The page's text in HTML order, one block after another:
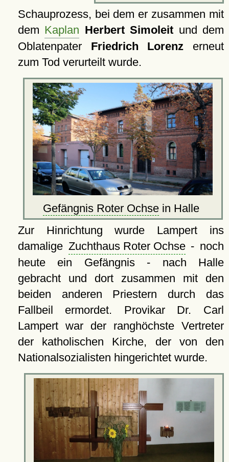
Schauprozess, bei dem er zusammen mit
dem Kaplan Herbert Simoleit und dem
Oblatenpater Friedrich Lorenz erneut
zum Tod verurteilt wurde.
Gefängnis Roter Ochse in Halle
Zur Hinrichtung wurde Lampert ins
damalige Zuchthaus Roter Ochse- noch
heute ein Gefängnis - nach Halle
gebracht und dort zusammen mit den
beiden anderen Priestern durch das
Fallbeil ermordet. Provikar Dr. Carl
Lampert war der ranghöchste Vertreter
der katholischen Kirche, der von den
Nationalsozialisten hingerichtet wurde.